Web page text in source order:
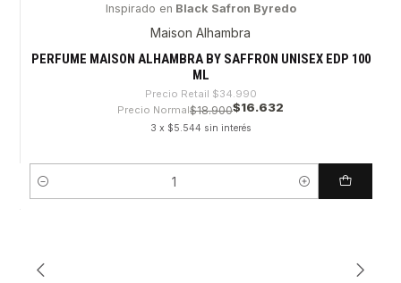
Inspirado en Black Safron Byredo
Maison Alhambra
PERFUME MAISON ALHAMBRA BY SAFFRON UNISEX EDP 100
ML
Precio Retail $34.990
Precio Normal$18.900$16.632
3 x $5.544 sin interés
Cantidad